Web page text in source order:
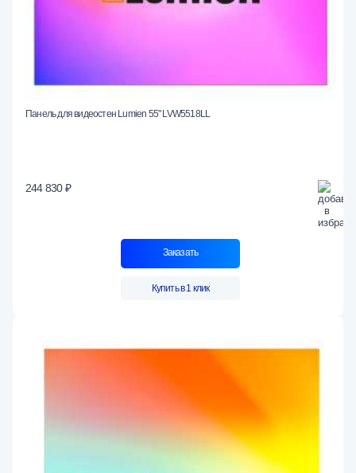
Панель для видеостен Lumien 55" LVW5518LL
244 830 ₽
Заказать
Купить в 1 клик